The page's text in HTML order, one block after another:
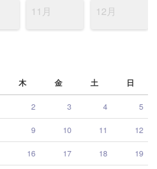
11月 12月
木 金 土 日
2 3 4 5
9 10 11 12
16 17 18 19